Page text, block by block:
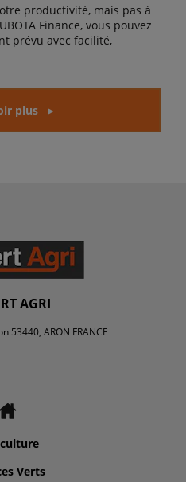
productivité, mais pas à
Finance, vous pouvez
prévu avec facilité,
plus
AGRI
53440, ARON FRANCE
Verts